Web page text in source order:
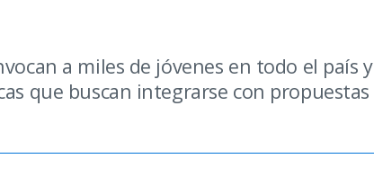
a miles de jóvenes en todo el país y
que buscan integrarse con propuestas